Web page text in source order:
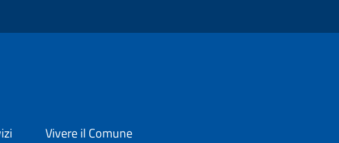
Vivere il Comune